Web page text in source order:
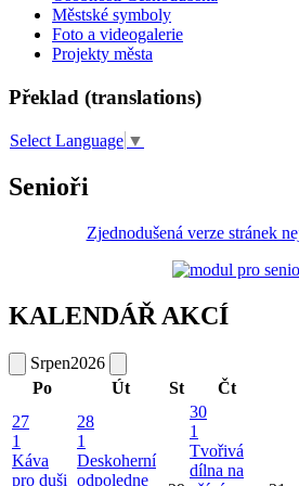
Městské symboly
Foto a videogalerie
Projekty města
Překlad (translations)
Select Language ▼
Senioři
Zjednodušená verze stránek
KALENDÁŘ AKCÍ
Srpen2026
Po
Út St Čt
27
1
Káva
pro duši
28
1
Deskoherní
odpoledne
30
1
Tvořivá
dílna na